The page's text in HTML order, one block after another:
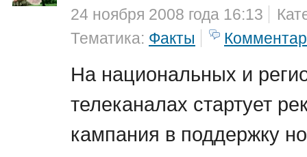
24 ноября 2008 года 16:13
Тематика: Факты
На национальных и
телеканалах стартует
кампания в поддержку